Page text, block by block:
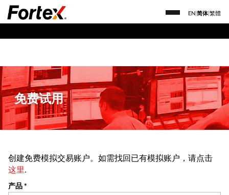
EN 简体 繁體
免费试用
创建免费模拟交易账户。如需找回已有模拟账户，请点击
这里.
产品 *